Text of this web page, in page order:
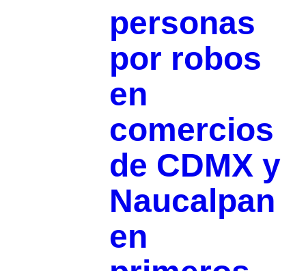
personas
por robos
en
comercios
de CDMX y
Naucalpan
en